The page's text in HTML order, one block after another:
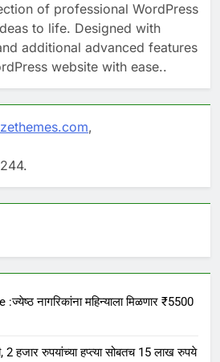
of professional WordPress
to life. Designed with
additional advanced features
website with ease..
,
नागरिकांना महिन्याला मिळणार ₹5500
2 हजार रुपयांच्या हप्त्या सोबतच 15 लाख रुपये